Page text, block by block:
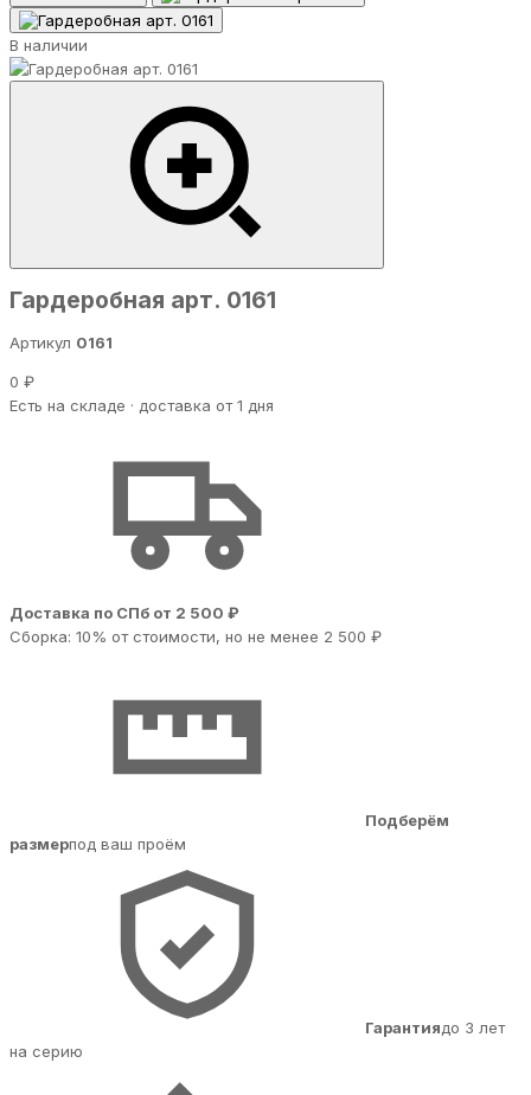
В наличии
Гардеробная арт. 0161
Артикул 0161
0 ₽
Есть на складе · доставка от 1 дня
Доставка по СПб от 2 500 ₽
Сборка: 10% от стоимости, но не менее 2 500 ₽
Подберём
размерпод ваш проём
Гарантиядо 3 лет
на серию